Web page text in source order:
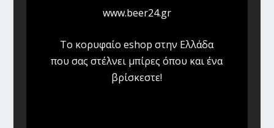
www.beer24.gr
Tο κορυφαίο eshop στην Ελλάδα
που σας στέλνει μπίρες όπου και ένα
βρίσκεστε!